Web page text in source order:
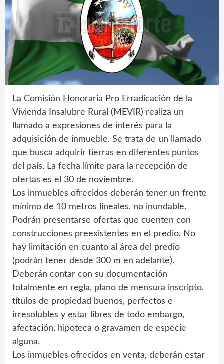
La Comisión Honoraria Pro Erradicación de la
Vivienda Insalubre Rural (MEVIR) realiza un
llamado a expresiones de interés para la
adquisición de inmueble. Se trata de un llamado
que busca adquirir tierras en diferentes puntos
del país. La fecha límite para la recepción de
ofertas es el 30 de noviembre.
Los inmuebles ofrecidos deberán tener un frente
mínimo de 10 metros lineales, no inundable.
Podrán presentarse ofertas que cuenten con
construcciones preexistentes en el predio. No
hay limitación en cuanto al área del predio
(podrán tener desde 300 m en adelante).
Deberán contar con su documentación
totalmente en regla, plano de mensura inscripto,
títulos de propiedad buenos, perfectos e
irresolubles y estar libres de todo embargo,
afectación, hipoteca o gravamen de especie
alguna.
Los inmuebles ofrecidos en venta, deberán estar